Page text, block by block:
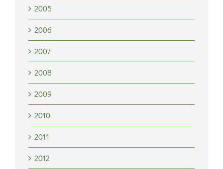
2005
2006
2007
2008
2009
2010
2011
2012